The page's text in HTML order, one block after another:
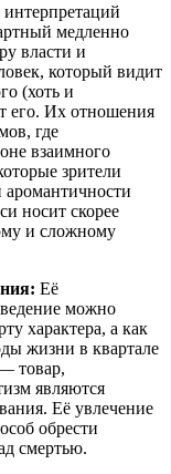
медленно
власти и
который видит
(хоть и
его. Их отношения
где
взаимного
зрители
носит скорее
и сложному
Её
можно
характера, а как
жизни в квартале
товар,
являются
Её увлечение
обрести
смертью.